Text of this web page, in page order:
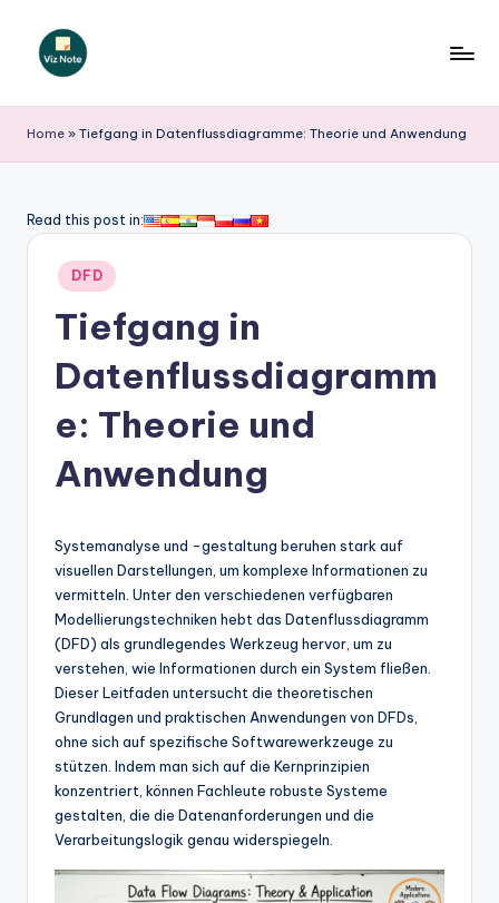
iz
N
t
G
m
A
In
si
&
Home » Tiefgang in Datenflussdiagramme: Theorie und Anwendung
Read this post in:
Posted
in
DFD
Tiefgang in
Datenflussdiagramm
e: Theorie und
Anwendung
Systemanalyse und -gestaltung beruhen stark auf
visuellen Darstellungen, um komplexe Informationen zu
vermitteln. Unter den verschiedenen verfügbaren
Modellierungstechniken hebt das Datenflussdiagramm
(DFD) als grundlegendes Werkzeug hervor, um zu
verstehen, wie Informationen durch ein System fließen.
Dieser Leitfaden untersucht die theoretischen
Grundlagen und praktischen Anwendungen von DFDs,
ohne sich auf spezifische Softwarewerkzeuge zu
stützen. Indem man sich auf die Kernprinzipien
konzentriert, können Fachleute robuste Systeme
gestalten, die die Datenanforderungen und die
Verarbeitungslogik genau widerspiegeln.